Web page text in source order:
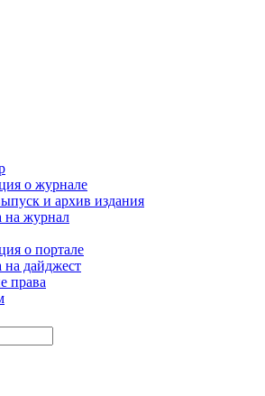
о журнале
и архив издания
на журнал
о портале
дайджест
права